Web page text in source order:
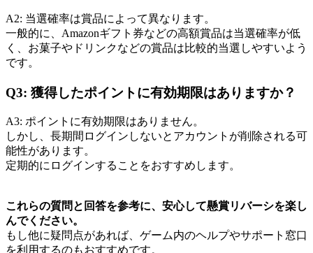
A2: 当選確率は賞品によって異なります。
一般的に、Amazonギフト券などの高額賞品は当選確率が低
く、お菓子やドリンクなどの賞品は比較的当選しやすいよう
です。
Q3: 獲得したポイントに有効期限はありますか？
A3: ポイントに有効期限はありません。
しかし、長期間ログインしないとアカウントが削除される可
能性があります。
定期的にログインすることをおすすめします。
これらの質問と回答を参考に、安心して懸賞リバーシを楽し
んでください。
もし他に疑問点があれば、ゲーム内のヘルプやサポート窓口
を利用するのもおすすめです。